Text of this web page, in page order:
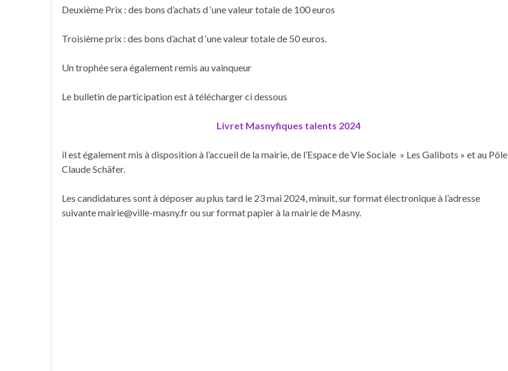
Deuxième Prix : des bons d’achats d ‘une valeur totale de 100 euros
Troisième prix : des bons d’achat d ‘une valeur totale de 50 euros.
Un trophée sera également remis au vainqueur
Le bulletin de participation est à télécharger ci dessous
Livret Masnyfiques talents 2024
il est également mis à disposition à l’accueil de la mairie, de l’Espace de Vie Sociale » Les Galibots » et au Pôle
Claude Schäfer.
Les candidatures sont à déposer au plus tard le 23 mai 2024, minuit, sur format électronique à l’adresse
suivante mairie@ville-masny.fr ou sur format papier à la mairie de Masny.